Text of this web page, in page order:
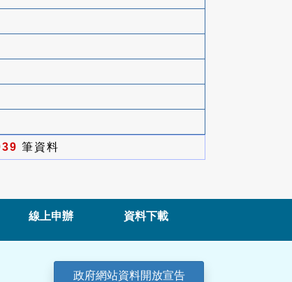
筆資料
線上申辦 資料下載
政府網站資料開放宣告